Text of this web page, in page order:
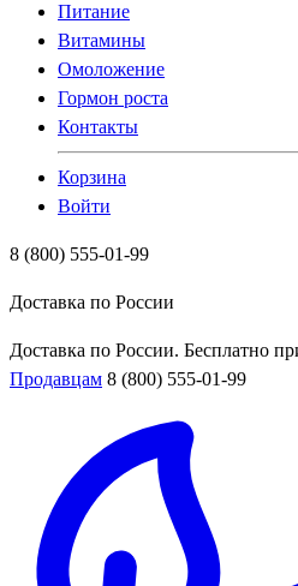
Питание
Витамины
Омоложение
Гормон роста
Контакты
Корзина
Войти
8 (800) 555-01-99
Доставка по России
Доставка по России. Бесплатно
Продавцам 8 (800) 555-01-99